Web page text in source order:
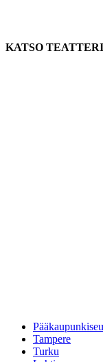
KATSO
Tampere
Turku